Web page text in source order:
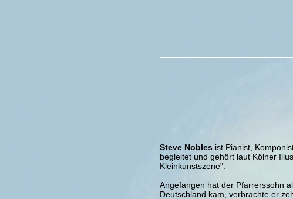
Steve Noblesist Pianist,
begleitet und gehört laut Kölner
Kleinkunstszene".
Angefangen hat der Pfarrerssohn
Deutschland kam, verbrachte er